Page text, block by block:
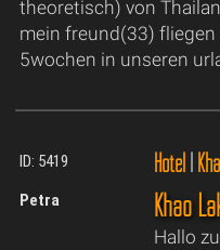
theoretisch) von
mein freund(33)
5wochen in unseren
ID: 5419 Hotel|
Petra Khao
Hallo